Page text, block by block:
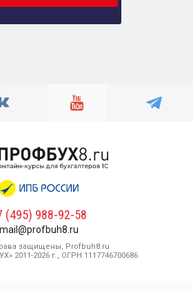
(495) 988-92-58
mail@profbuh8.ru
защищены, Profbuh8.ru
2011-2026 г., ОГРН 1117746700686